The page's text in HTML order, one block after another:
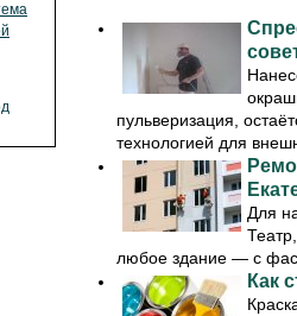
пульверизация,
технологией для
Для
любое здание — с
Как